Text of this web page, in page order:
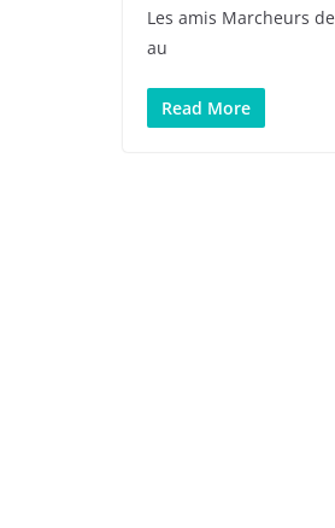
Les amis Marcheurs
au
Read More